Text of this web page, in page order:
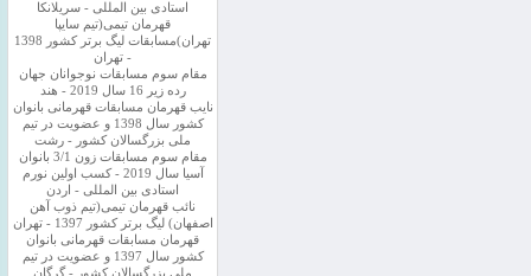
استادی بین المللی - سریلانکا
قهرمان تیمی(تیم سایپا
تهران)مسابقات لیگ برتر کشور 1398
- تهران
مقام سوم مسابقات نوجوانان جهان
رده زیر 16 سال 2019 - هند
نایب قهرمان مسابقات قهرمانی بانوان
کشور سال 1398 و عضویت در تیم
ملی بزرگسالان کشور - رشت
مقام سوم مسابقات زون 3/1 بانوان
آسیا سال 2019 - کسب اولین نورم
استادی بین المللی - اردن
نائب قهرمان تیمی(تیم ذوب آهن
اصفهان) لیگ برتر کشور 1397 - تهران
قهرمان مسابقات قهرمانی بانوان
کشور سال 1397 و عضویت در تیم
ملی بزرگسالان کشور - گرگان